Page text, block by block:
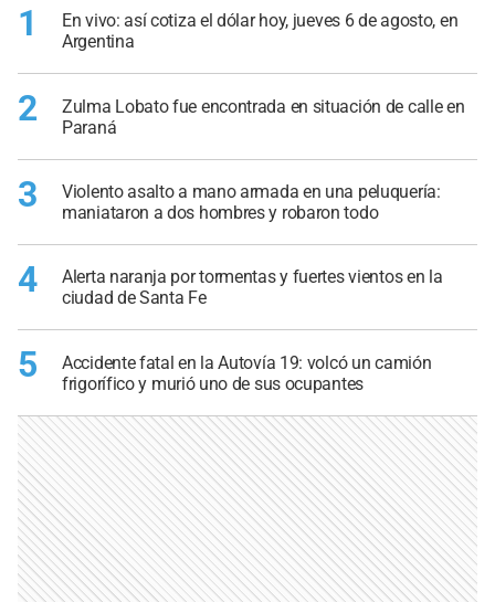
1
En vivo: así cotiza el dólar hoy, jueves 6 de agosto, en
Argentina
2
Zulma Lobato fue encontrada en situación de calle en
Paraná
3
Violento asalto a mano armada en una peluquería:
maniataron a dos hombres y robaron todo
4
Alerta naranja por tormentas y fuertes vientos en la
ciudad de Santa Fe
5
Accidente fatal en la Autovía 19: volcó un camión
frigorífico y murió uno de sus ocupantes